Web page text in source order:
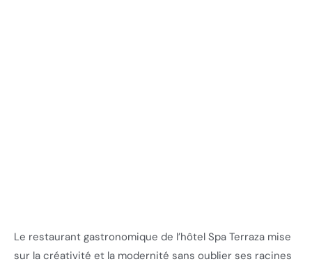
Le restaurant gastronomique de l’hôtel Spa Terraza mise
sur la créativité et la modernité sans oublier ses racines